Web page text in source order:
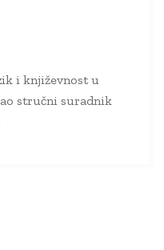
i književnost u
stručni suradnik